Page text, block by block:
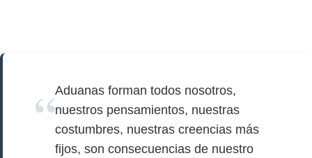
Aduanas forman todos nosotros,
nuestros pensamientos, nuestras
costumbres, nuestras creencias más
fijos, son consecuencias de nuestro